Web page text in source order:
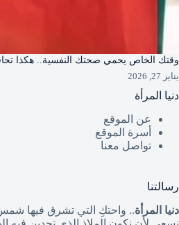
وقتك الخاص يحمي صحتك النفسية.. هكذا
يناير 27, 2026
دنيا المرأة
عن الموقع
أسرة الموقع
تواصل معنا
رسالتنا
دنيا المرأة.. واحتكِ التي تشرق فيها شمس